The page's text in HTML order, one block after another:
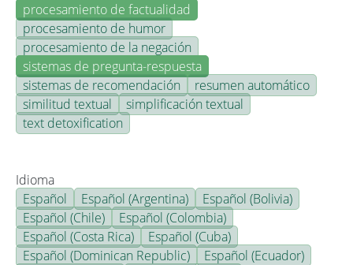
procesamiento de factualidad
procesamiento de humor
procesamiento de la negación
sistemas de pregunta-respuesta
sistemas de recomendación
resumen automático
similitud textual
simplificación textual
text detoxification
Idioma
Español
Español (Argentina)
Español (Bolivia)
Español (Chile)
Español (Colombia)
Español (Costa Rica)
Español (Cuba)
Español (Dominican Republic)
Español (Ecuador)